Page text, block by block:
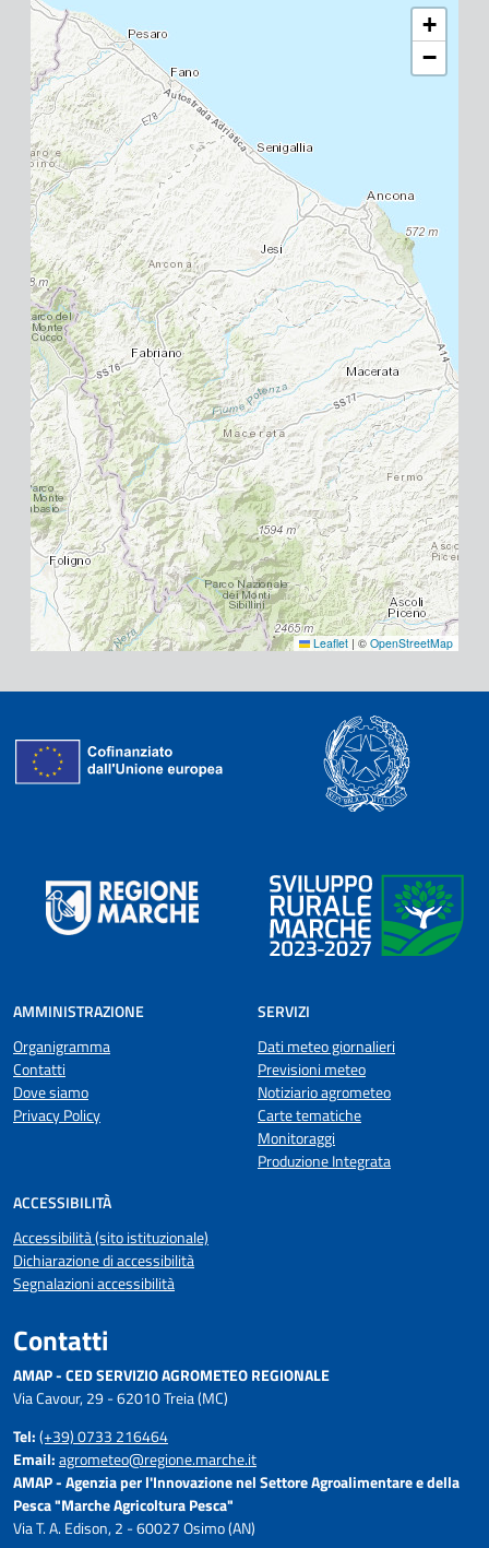
+
−
Leaflet | © OpenStreetMap
AMMINISTRAZIONE
Organigramma
Contatti
Dove siamo
Privacy Policy
SERVIZI
Dati meteo giornalieri
Previsioni meteo
Notiziario agrometeo
Carte tematiche
Monitoraggi
Produzione Integrata
ACCESSIBILITÀ
Accessibilità (sito istituzionale)
Dichiarazione di accessibilità
Segnalazioni accessibilità
Contatti
AMAP - CED SERVIZIO AGROMETEO REGIONALE
Via Cavour, 29 - 62010 Treia (MC)
Tel:(+39) 0733 216464
Email:agrometeo@regione.marche.it
AMAP - Agenzia per l'Innovazione nel Settore Agroalimentare e della
Pesca "Marche Agricoltura Pesca"
Via T. A. Edison, 2 - 60027 Osimo (AN)